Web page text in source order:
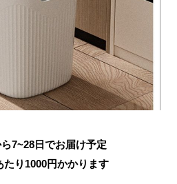
7~28日でお届け予定
たり 1000円かかります